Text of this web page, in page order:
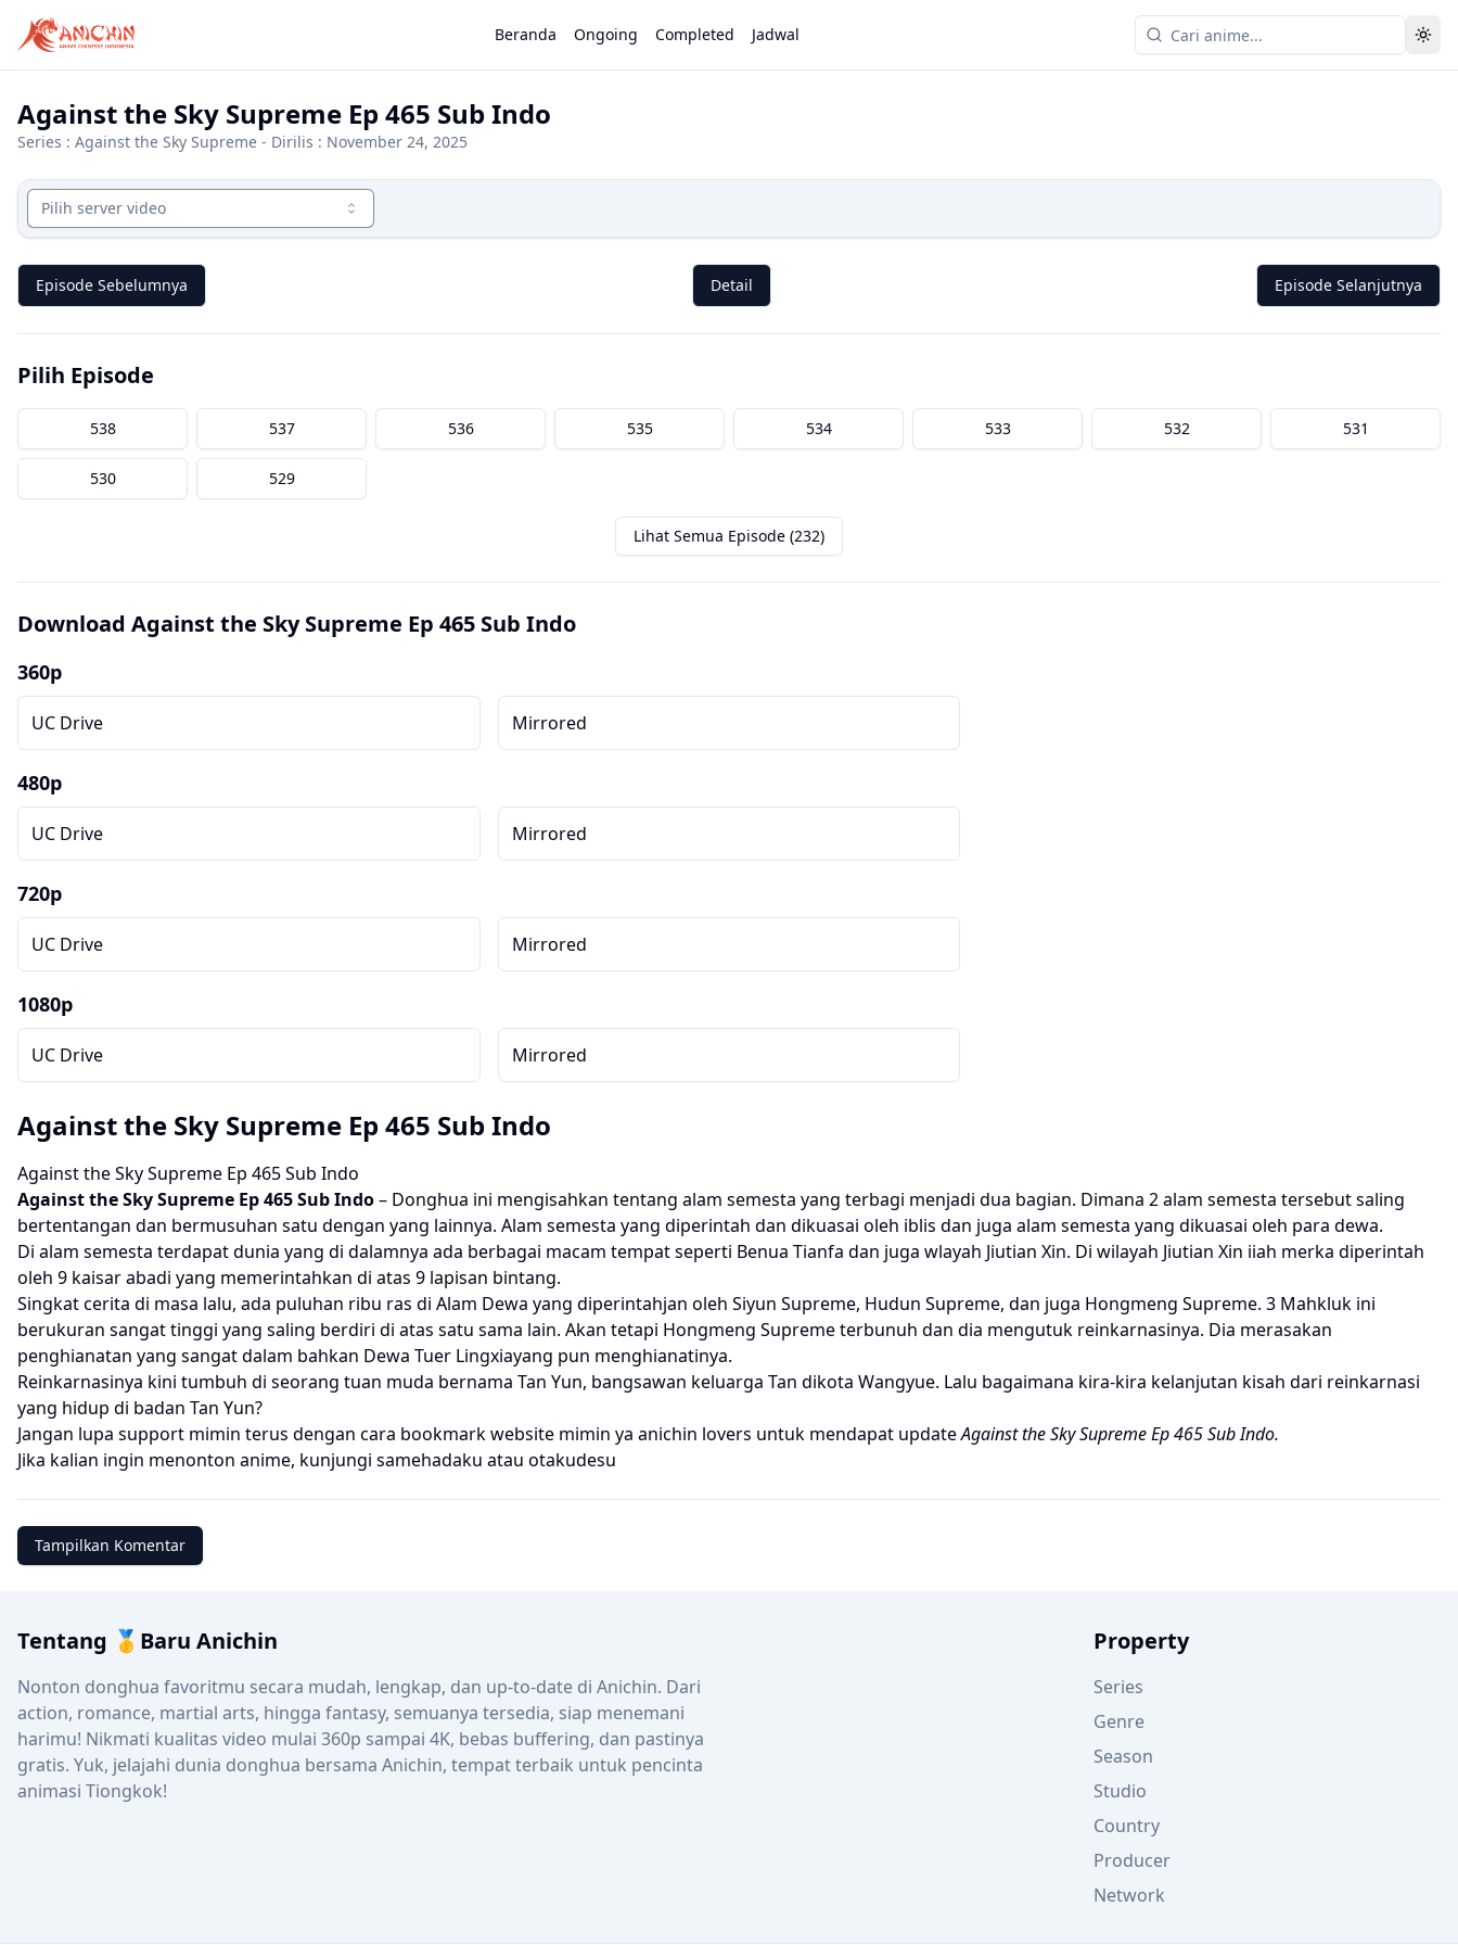
Beranda Ongoing Completed Jadwal
Against the Sky Supreme Ep 465 Sub Indo
Series : Against the Sky Supreme - Dirilis : November 24, 2025
Pilih server video
Episode Sebelumnya Detail Episode Selanjutnya
Pilih Episode
538 537 536 535 534 533 532 531
530 529
Lihat Semua Episode (232)
Download Against the Sky Supreme Ep 465 Sub Indo
360p
UC Drive Mirrored
480p
UC Drive Mirrored
720p
UC Drive Mirrored
1080p
UC Drive Mirrored
Against the Sky Supreme Ep 465 Sub Indo
Against the Sky Supreme Ep 465 Sub Indo
Against the Sky Supreme Ep 465 Sub Indo– Donghua ini mengisahkan tentang alam semesta yang terbagi menjadi dua bagian. Dimana 2 alam semesta tersebut saling
bertentangan dan bermusuhan satu dengan yang lainnya. Alam semesta yang diperintah dan dikuasai oleh iblis dan juga alam semesta yang dikuasai oleh para dewa.
Di alam semesta terdapat dunia yang di dalamnya ada berbagai macam tempat seperti Benua Tianfa dan juga wlayah Jiutian Xin. Di wilayah Jiutian Xin iiah merka diperintah
oleh 9 kaisar abadi yang memerintahkan di atas 9 lapisan bintang.
Singkat cerita di masa lalu, ada puluhan ribu ras di Alam Dewa yang diperintahjan oleh Siyun Supreme, Hudun Supreme, dan juga Hongmeng Supreme. 3 Mahkluk ini
berukuran sangat tinggi yang saling berdiri di atas satu sama lain. Akan tetapi Hongmeng Supreme terbunuh dan dia mengutuk reinkarnasinya. Dia merasakan
penghianatan yang sangat dalam bahkan Dewa Tuer Lingxiayang pun menghianatinya.
Reinkarnasinya kini tumbuh di seorang tuan muda bernama Tan Yun, bangsawan keluarga Tan dikota Wangyue. Lalu bagaimana kira-kira kelanjutan kisah dari reinkarnasi
yang hidup di badan Tan Yun?
Jangan lupa support mimin terus dengan cara bookmark website mimin ya anichin lovers untuk mendapat updateAgainst the Sky Supreme Ep 465 Sub Indo.
Jika kalian ingin menonton anime, kunjungi samehadaku atau otakudesu
Tampilkan Komentar
Tentang 🥇Baru Anichin
Nonton donghua favoritmu secara mudah, lengkap, dan up-to-date di Anichin. Dari
action, romance, martial arts, hingga fantasy, semuanya tersedia, siap menemani
harimu! Nikmati kualitas video mulai 360p sampai 4K, bebas buffering, dan pastinya
gratis. Yuk, jelajahi dunia donghua bersama Anichin, tempat terbaik untuk pencinta
animasi Tiongkok!
Property
Series
Genre
Season
Studio
Country
Producer
Network